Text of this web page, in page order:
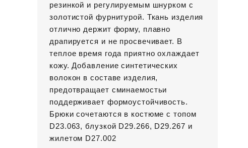
резинкой и регулируемым шнурком с
золотистой фурнитурой. Ткань изделия
отлично держит форму, плавно
драпируется и не просвечивает. В
теплое время года приятно охлаждает
кожу. Добавление синтетических
волокон в составе изделия,
предотвращает сминаемостьи
поддерживает формоустойчивость.
Брюки сочетаются в костюме с топом
D23.063, блузкой D29.266, D29.267 и
жилетом D27.002